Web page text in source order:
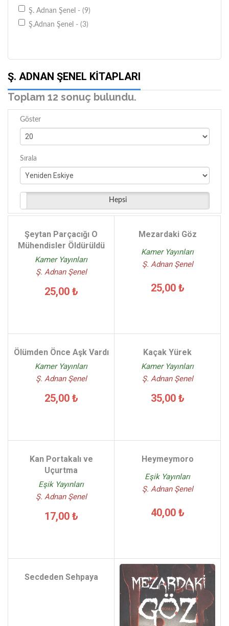
Ş. Adnan Şenel - (9)
Ş.Adnan Şenel - (3)
Ş. ADNAN ŞENEL KITAPLARI
Toplam 12 sonuç bulundu.
Göster
Sırala
Hepsi
Şeytan Parçacığı O
Mühendisler Öldürüldü
Kamer Yayınları
Ş. Adnan Şenel
25,00 ₺
Mezardaki Göz
Kamer Yayınları
Ş. Adnan Şenel
25,00 ₺
Ölümden Önce Aşk Vardı
Kamer Yayınları
Ş. Adnan Şenel
25,00 ₺
Kaçak Yürek
Kamer Yayınları
Ş. Adnan Şenel
35,00 ₺
Kan Portakalı ve
Uçurtma
Eşik Yayınları
Ş. Adnan Şenel
17,00 ₺
Heymeymoro
Eşik Yayınları
Ş. Adnan Şenel
40,00 ₺
Secdeden Sehpaya